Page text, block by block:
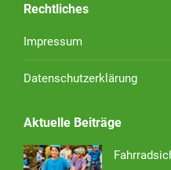
Rechtliches
Impressum
Datenschutzerklärung
Aktuelle Beiträge